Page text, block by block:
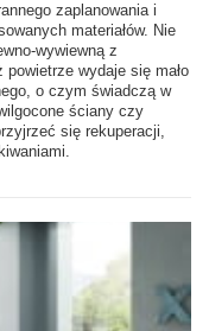
zaplanowania i
materiałów. Nie
wywiewną z
wydaje się mało
o czym świadczą w
ściany czy
się rekuperacji,